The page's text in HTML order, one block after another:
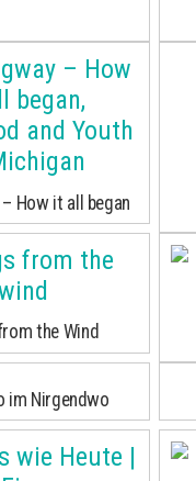
How it all began
the Wind
im Nirgendwo